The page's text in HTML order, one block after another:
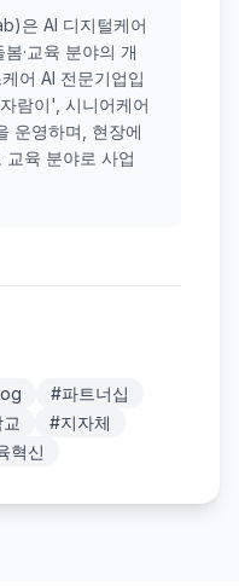
은 AI 디지털케어
·교육 분야의 개
어 AI 전문기업입
람이', 시니어케어
운영하며, 현장에
육 분야로 사업
#파트너십
#지자체
혁신